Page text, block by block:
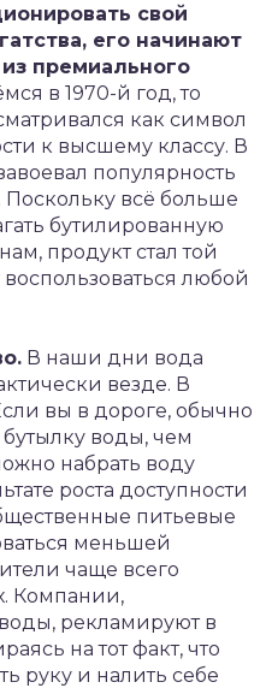
свой
его начинают
премиального
в 1970-й год, то
как символ
к высшему классу. В
популярность
Поскольку всё больше
бутилированную
продукт стал той
любой
В наши дни вода
везде. В
вы в дороге, обычно
бутылку воды, чем
набрать воду
роста доступности
питьевые
меньшей
чаще всего
Компании,
рекламируют в
на тот факт, что
руку и налить себе